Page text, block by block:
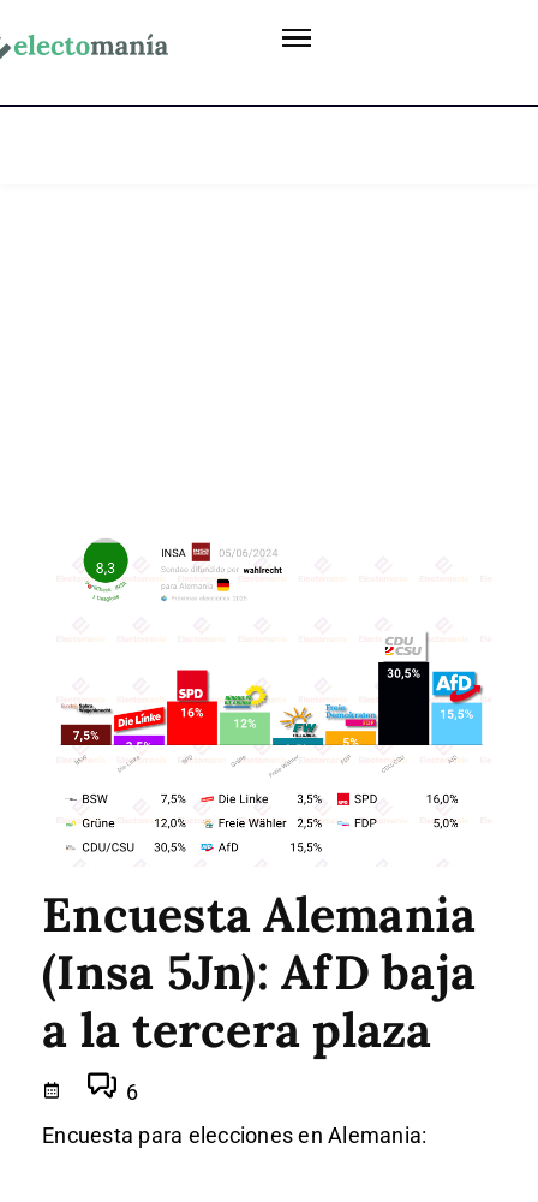
Encuesta Alemania
(Insa 5Jn): AfD baja
a la tercera plaza
6
Encuesta para elecciones en Alemania: